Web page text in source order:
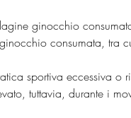
ginocchio
consumata, tra
sportiva eccessiva o
tuttavia, durante i